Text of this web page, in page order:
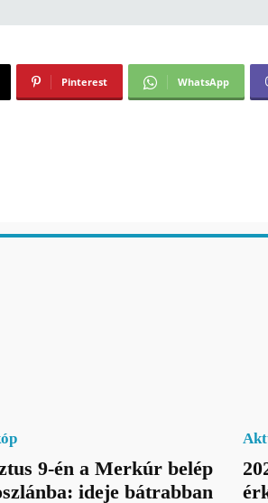
Pinterest WhatsApp
9-én a Merkúr belép
ideje bátrabban